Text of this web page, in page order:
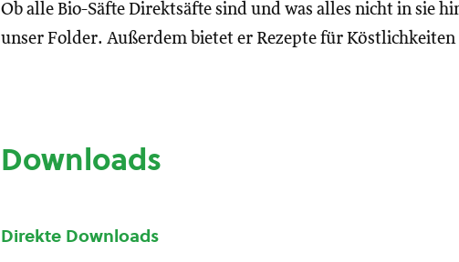
Ob alle Bio-Säfte Direktsäfte sind und was alles nicht in sie
unser Folder. Außerdem bietet er Rezepte für
Downloads
Direkte Downloads